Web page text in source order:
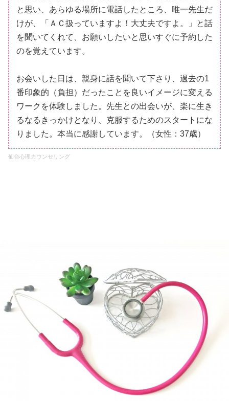
と思い、あらゆる場所に電話したところ、唯一先生だ
けが、「ＡＣ扱っていますよ！大丈夫ですよ。」と話
を聞いてくれて、お願いしたいと思いすぐに予約した
のを覚えています。
お会いした日は、親身に話を聞いて下さり、過去の1
番印象的（負担）だったことを良いイメージに変える
ワークを体験しました。先生との出会いが、楽に生き
るなるきっかけとなり、克服するためのスタートにな
りました。本当に感謝しています。（女性：37歳）
仙台心理カウンセリング